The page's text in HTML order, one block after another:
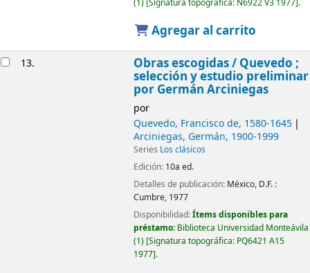
(1) Signatura topográfica: N6922 V3 1977 .
Agregar al carrito
13. Obras escogidas / Quevedo ;
selección y estudio preliminar
por Germán Arciniegas
por
Quevedo, Francisco de, 1580-1645
Arciniegas, Germán, 1900-1999
Series Los clásicos
Edición: 10a ed.
Detalles de publicación: México, D.F. :
Cumbre, 1977
Disponibilidad:Ítems disponibles para
préstamo: Biblioteca Universidad Monteávila
(1) Signatura topográfica: PQ6421 A15
1977 .